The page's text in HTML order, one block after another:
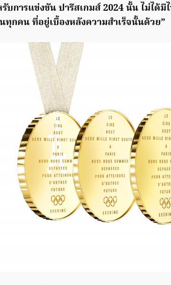
บการแข่งขัน ปารีสเกมส์ 2024 นั้น ไม่ได้
กคน ที่อยู่เบื้องหลังความสำเร็จนั้นด้วย”